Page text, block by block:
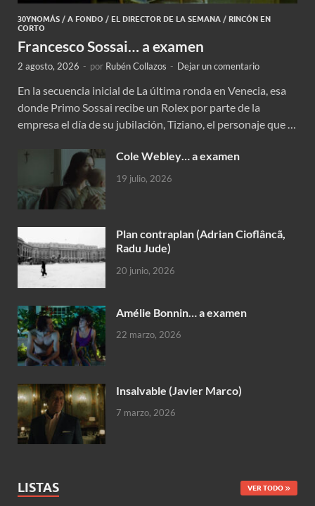
30YNOMÁS / A FONDO / EL DIRECTOR DE LA SEMANA / RINCÓN EN
CORTO
Francesco Sossai… a examen
2 agosto, 2026 - por Rubén Collazos - Dejar un comentario
En la secuencia inicial de La última ronda en Venecia, esa
donde Primo Sossai recibe un Rolex por parte de la
empresa el día de su jubilación, Tiziano, el personaje que …
Cole Webley… a examen
19 julio, 2026
Plan contraplan (Adrian Cioflâncã,
Radu Jude)
20 junio, 2026
Amélie Bonnin… a examen
22 marzo, 2026
Insalvable (Javier Marco)
7 marzo, 2026
LISTAS VER TODO